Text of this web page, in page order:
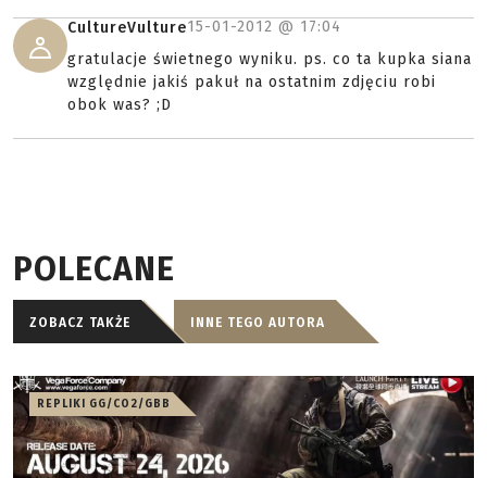
CultureVulture15-01-2012 @ 17:04
gratulacje świetnego wyniku. ps. co ta kupka siana
względnie jakiś pakuł na ostatnim zdjęciu robi
obok was? ;D
POLECANE
ZOBACZ TAKŻE INNE TEGO AUTORA
REPLIKI GG/CO2/GBB